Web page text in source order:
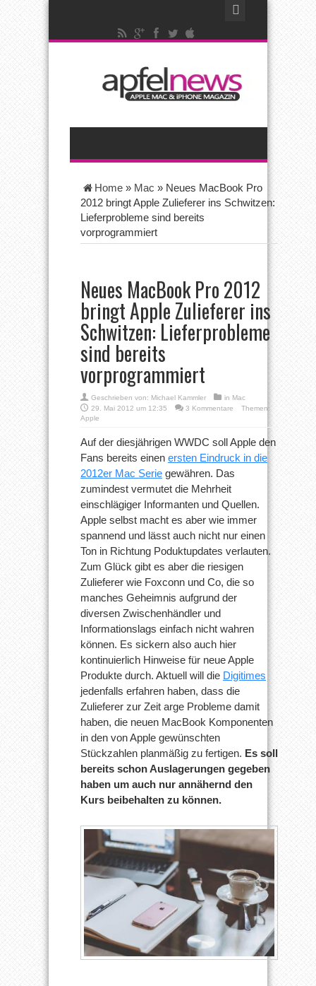
Home » Mac » Neues MacBook Pro
2012 bringt Apple Zulieferer ins Schwitzen:
Lieferprobleme sind bereits
vorprogrammiert
Neues MacBook Pro 2012
bringt Apple Zulieferer ins
Schwitzen: Lieferprobleme
sind bereits
vorprogrammiert
Geschrieben von: Michael Kammler in Mac
29. Mai 2012 um 12:35
3 Kommentare
Themen:
Apple
Auf der diesjährigen WWDC soll Apple den
Fans bereits einen ersten Eindruck in die
2012er Mac Serie gewähren. Das
zumindest vermutet die Mehrheit
einschlägiger Informanten und Quellen.
Apple selbst macht es aber wie immer
spannend und lässt auch nicht nur einen
Ton in Richtung Poduktupdates verlauten.
Zum Glück gibt es aber die riesigen
Zulieferer wie Foxconn und Co, die so
manches Geheimnis aufgrund der
diversen Zwischenhändler und
Informationslags einfach nicht wahren
können. Es sickern also auch hier
kontinuierlich Hinweise für neue Apple
Produkte durch. Aktuell will die Digitimes
jedenfalls erfahren haben, dass die
Zulieferer zur Zeit arge Probleme damit
haben, die neuen MacBook Komponenten
in den von Apple gewünschten
Stückzahlen planmäßig zu fertigen. Es soll
bereits schon Auslagerungen gegeben
haben um auch nur annähernd den
Kurs beibehalten zu können.